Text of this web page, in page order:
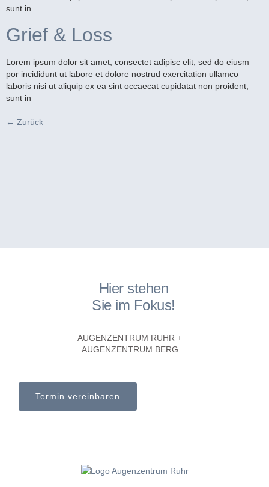
sunt in
Grief & Loss
Lorem ipsum dolor sit amet, consectet adipisc elit, sed do eiusm
por incididunt ut labore et dolore nostrud exercitation ullamco
laboris nisi ut aliquip ex ea sint occaecat cupidatat non proident,
sunt in
← Zurück
Hier stehen
Sie im Fokus!
AUGENZENTRUM RUHR +
AUGENZENTRUM BERG
Termin vereinbaren